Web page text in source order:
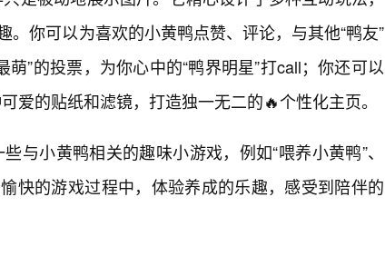
。你可以为喜欢的小黄鸭点赞、评论，与其他“鸭友”
”的投票，为你心中的“鸭界明星”打call；你还可以
爱的贴纸和滤镜，打造独一无二的🔥个性化主页。
与小黄鸭相关的趣味小游戏，例如“喂养小黄鸭”、
快的游戏过程中，体验养成的乐趣，感受到陪伴的